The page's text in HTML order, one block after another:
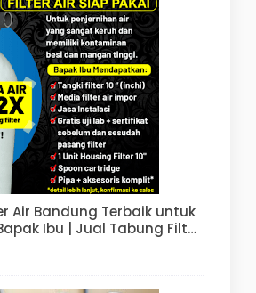
Air Bandung Terbaik untuk
Ibu | Jual Tabung Filter